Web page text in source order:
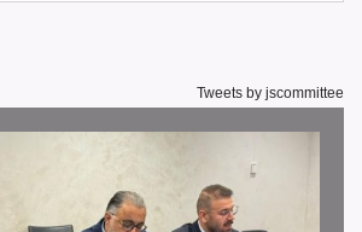
Tweets by jscommittee